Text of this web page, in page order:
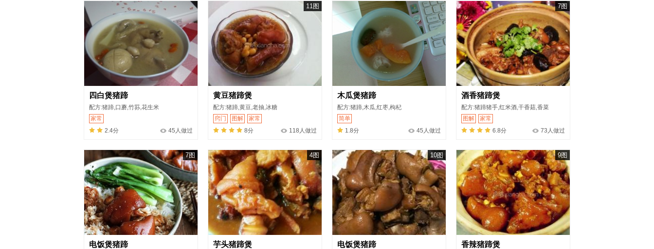
四白煲猪蹄
配方:猪蹄,口蘑,竹荪,花生米
家常
2.4分
45人做过
11图
黄豆猪蹄煲
配方:猪蹄,黄豆,老抽,冰糖
窍门
图解
家常
8分
118人做过
木瓜煲猪蹄
配方:猪蹄,木瓜,红枣,枸杞
简单
1.8分
45人做过
7图
酒香猪蹄煲
配方:猪蹄猪手,红米酒,干香菇,香菜
图解
家常
6.8分
73人做过
7图
电饭煲猪蹄
4图
芋头猪蹄煲
10图
电饭煲猪蹄
9图
香辣猪蹄煲